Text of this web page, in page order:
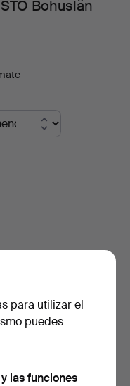
Bohuslän
para utilizar el
puedes
las funciones